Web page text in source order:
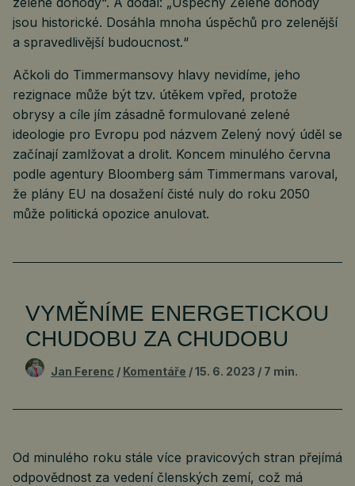
jsou historické. Dosáhla mnoha úspěchů pro zelenější
a spravedlivější budoucnost.“
Ačkoli do Timmermansovy hlavy nevidíme, jeho
rezignace může být tzv. útěkem vpřed, protože
obrysy a cíle jím zásadně formulované zelené
ideologie pro Evropu pod názvem Zelený nový úděl se
začínají zamlžovat a drolit. Koncem minulého června
podle agentury Bloomberg sám Timmermans varoval,
že plány EU na dosažení čisté nuly do roku 2050
může politická opozice anulovat.
VYMĚNÍME ENERGETICKOU
CHUDOBU ZA CHUDOBU
Jan Ferenc Komentáře 15. 6. 2023 7 min.
Od minulého roku stále více pravicových stran přejímá
odpovědnost za vedení členských zemí, což má